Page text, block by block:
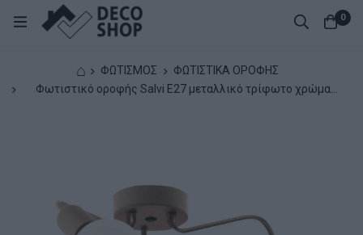
0
⌂ ΦΩΤΙΣΜΟΣ
ΦΩΤΙΣΤΙΚΑ ΟΡΟΦΗΣ
Φωτιστικό οροφής Salvi E27 μεταλλικό τρίφωτο χρώμα